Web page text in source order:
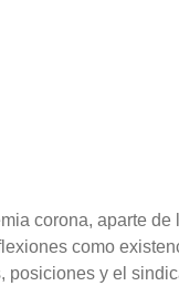
corona, aparte
como
posiciones y el